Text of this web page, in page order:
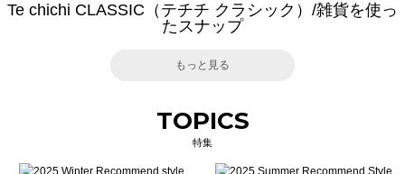
Te chichi CLASSIC（テチチ クラシック）/雑貨を使っ
たスナップ
もっと見る
TOPICS
特集